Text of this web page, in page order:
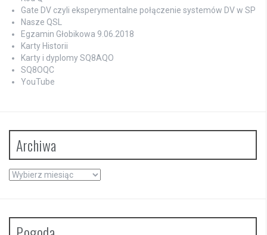
Gate DV czyli eksperymentalne połączenie systemów DV w SP
Nasze QSL
Egzamin Głobikowa 9.06.2018
Karty Historii
Karty i dyplomy SQ8AQO
SQ8OQC
YouTube
Archiwa
Archiwa